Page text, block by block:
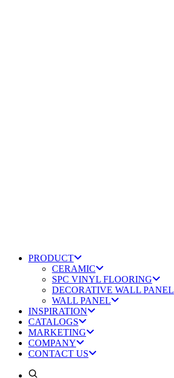
PRODUCT
CERAMIC
SPC VINYL FLOORING
DECORATIVE WALL PANEL
WALL PANEL
INSPIRATION
CATALOGS
MARKETING
COMPANY
CONTACT US